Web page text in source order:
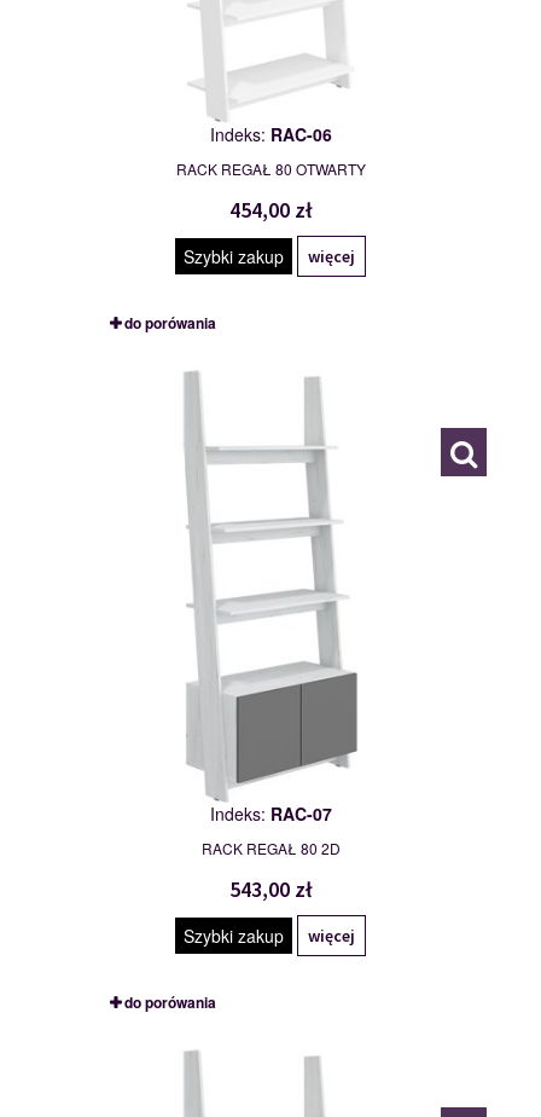
Indeks: RAC-06
RACK REGAŁ 80 OTWARTY
454,00 zł
Szybki zakup więcej
do porówania
Indeks: RAC-07
RACK REGAŁ 80 2D
543,00 zł
Szybki zakup więcej
do porówania